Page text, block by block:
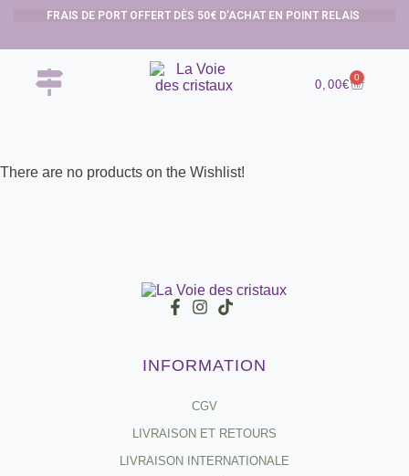
FRAIS DE PORT OFFERT DÈS 50€ D’ACHAT EN POINT RELAIS
0,00€ 0
There are no products on the Wishlist!
INFORMATION
CGV
LIVRAISON ET RETOURS
LIVRAISON INTERNATIONALE